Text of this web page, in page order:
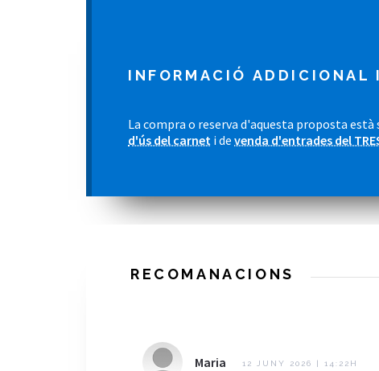
INFORMACIÓ ADDICIONAL
La compra o reserva d'aquesta proposta està
d'ús del carnet i de venda d'entrades del
RECOMANACIONS
Maria 12 JUNY 2026 | 14:22H